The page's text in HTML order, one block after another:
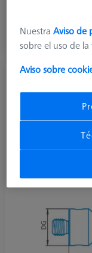
Disponible en breve
Palpador de
626115-3000-170
NuestraAviso de
sobre el uso de
Aviso sobre